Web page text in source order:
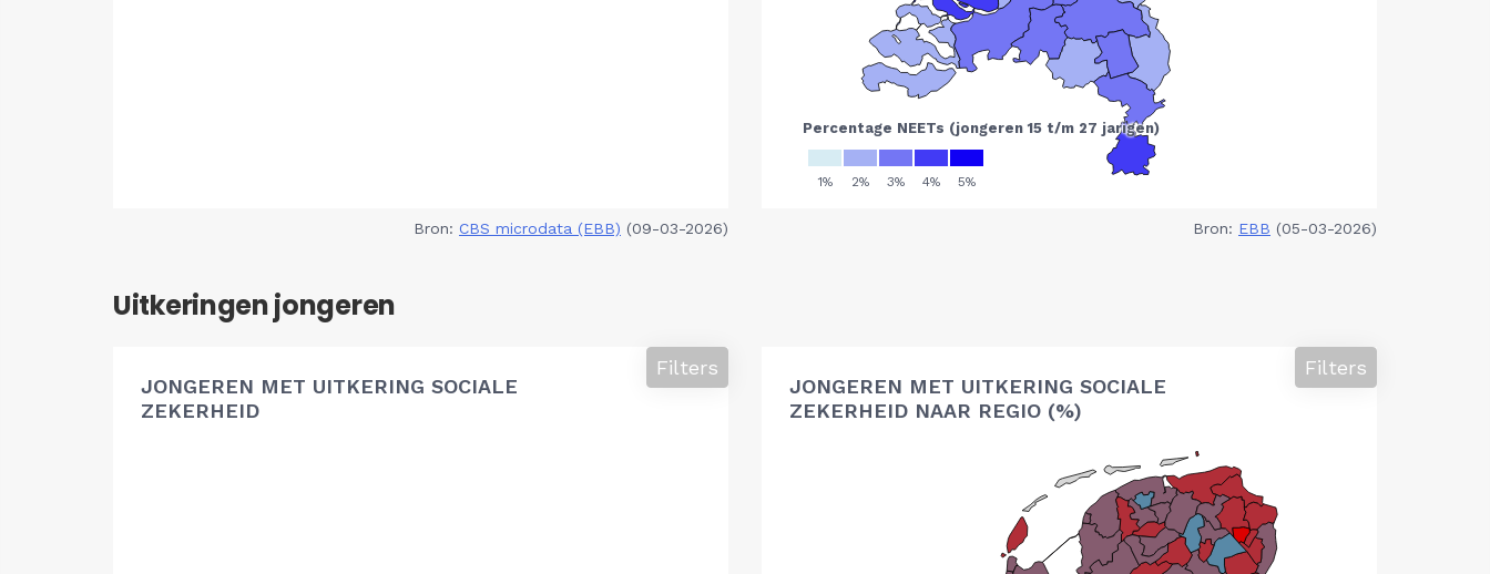
Bron: CBS microdata (EBB) (09-03-2026) Bron: EBB (05-03-2026)
Uitkeringen jongeren
JONGEREN MET UITKERING SOCIALE
ZEKERHEID
Filters
JONGEREN MET UITKERING SOCIALE
ZEKERHEID NAAR REGIO (%)
Filters